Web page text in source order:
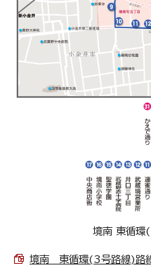
境南 東循環
境南 東循環(3号路線)路